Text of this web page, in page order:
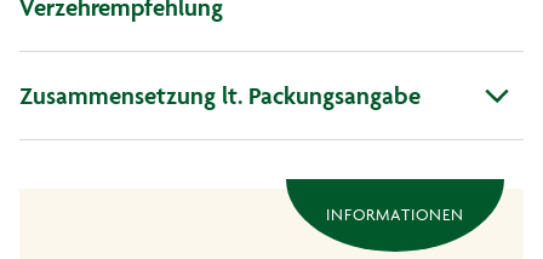
Verzehrempfehlung
Zusammensetzung lt. Packungsangabe
INFORMATIONEN